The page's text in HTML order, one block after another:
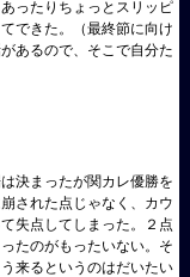
ったりちょっとスリッピ
できた。（最終節に向け
あるので、そこで自分た
決まったが関カレ優勝を
された点じゃなく、カウ
失点してしまった。２点
たのがもったいない。そ
来るというのはだいたい